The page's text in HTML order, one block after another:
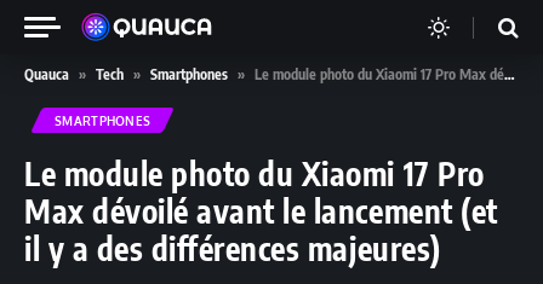
Quauca » Tech » Smartphones » Le module photo du Xiaomi 17 Pro Max dévoilé avant le lancement (et il y a des différences majeures)
SMARTPHONES
Le module photo du Xiaomi 17 Pro
Max dévoilé avant le lancement (et
il y a des différences majeures)